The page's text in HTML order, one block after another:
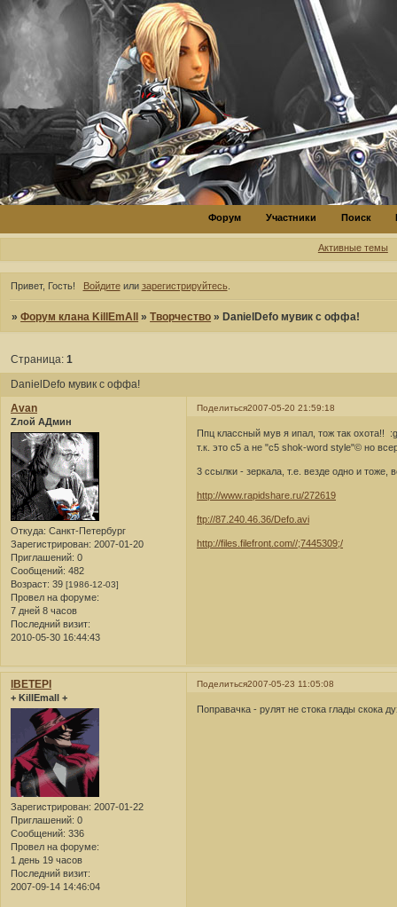
Форум Участники Поиск
Активные темы
Привет, Гость! Войдитеили зарегистрируйтесь.
»Форум клана KillEmAll »Творчество »DanielDefo мувик с оффа!
DanielDefo мувик с оффа!
Страница:1
Поделиться2007-05-20 21:59:18
Avan
Zлой АДмин
Откуда: Санкт-Петербург
Зарегистрирован: 2007-01-20
Приглашений: 0
Сообщений: 482
Возраст: 39 [1986-12-03]
Провел на форуме:
7 дней 8 часов
Последний визит:
2010-05-30 16:44:43
Ппц классный мув я ипал, тож так охота!!
т.к. это с5 а не "с5 shok-word style"© но
3 ссылки - зеркала, т.е. везде одно и тоже,
http://www.rapidshare.ru/272619
ftp://87.240.46.36/Defo.avi
http://files.filefront.com//;7445309;/
Поделиться2007-05-23 11:05:08
lBETEPl
+ KillEmall +
Зарегистрирован: 2007-01-22
Приглашений: 0
Сообщений: 336
Провел на форуме:
1 день 19 часов
Последний визит:
2007-09-14 14:46:04
Поправачка - рулят не стока глады скока